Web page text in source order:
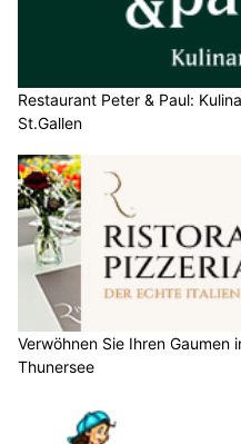
Restaurant Peter & Paul:
St.Gallen
Verwöhnen Sie Ihren Gaumen
Thunersee